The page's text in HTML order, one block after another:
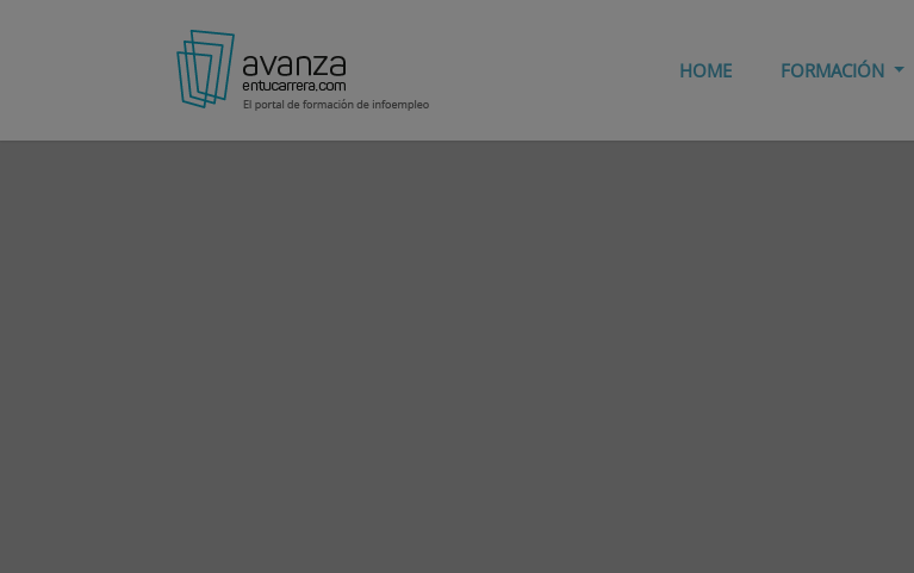
HOME FORMACIÓN